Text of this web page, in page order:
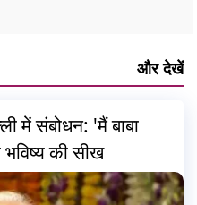
और देखें
में संबोधन: 'मैं बाबा
भविष्य की सीख